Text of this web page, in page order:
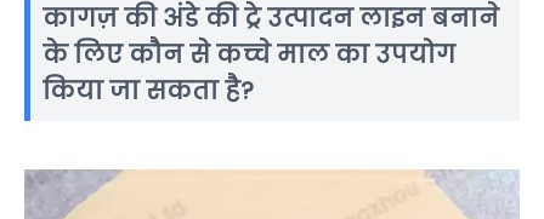
कागज़ की अंडे की ट्रे उत्पादन लाइन बनाने
के लिए कौन से कच्चे माल का उपयोग
किया जा सकता है?